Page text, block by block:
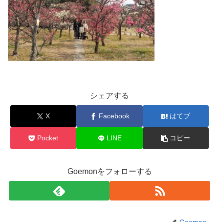
シェアする
X Facebook はてブ
Pocket LINE コピー
Goemonをフォローする